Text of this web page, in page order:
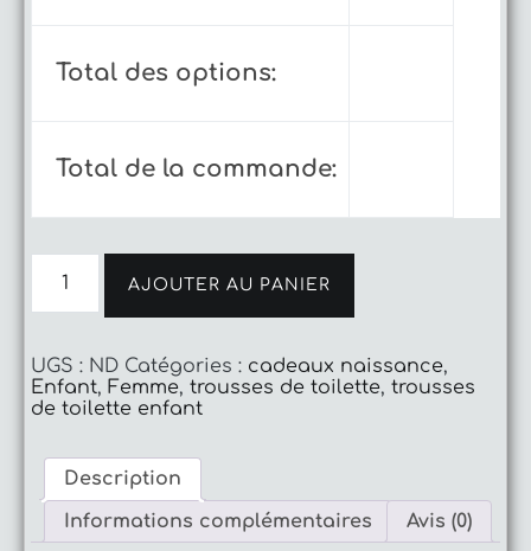
Total des options:
Total de la commande:
Adèle
feuilles
AJOUTER AU PANIER
UGS : ND Catégories : cadeaux naissance,
Enfant, Femme, trousses de toilette, trousses
de toilette enfant
Description
Informations complémentaires
Avis (0)